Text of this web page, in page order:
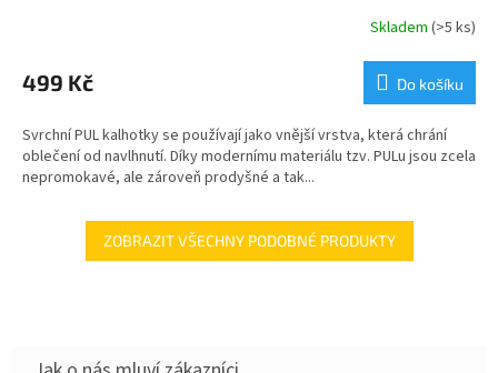
Skladem (>5 ks)
499 Kč Do košíku
Svrchní PUL kalhotky se používají jako vnější vrstva, která chrání
oblečení od navlhnutí. Díky modernímu materiálu tzv. PULu jsou zcela
nepromokavé, ale zároveň prodyšné a tak...
ZOBRAZIT VŠECHNY PODOBNÉ PRODUKTY